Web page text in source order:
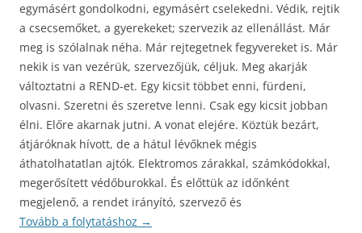
egymásért gondolkodni, egymásért cselekedni. Védik, rejtik
a csecsemőket, a gyerekeket; szervezik az ellenállást. Már
meg is szólalnak néha. Már rejtegetnek fegyvereket is. Már
nekik is van vezérük, szervezőjük, céljuk. Meg akarják
változtatni a REND-et. Egy kicsit többet enni, fürdeni,
olvasni. Szeretni és szeretve lenni. Csak egy kicsit jobban
élni. Előre akarnak jutni. A vonat elejére. Köztük bezárt,
átjáróknak hívott, de a hátul lévőknek mégis
áthatolhatatlan ajtók. Elektromos zárakkal, számkódokkal,
megerősített védőburokkal. És előttük az időnként
megjelenő, a rendet irányító, szervező és
Tovább a folytatáshoz →